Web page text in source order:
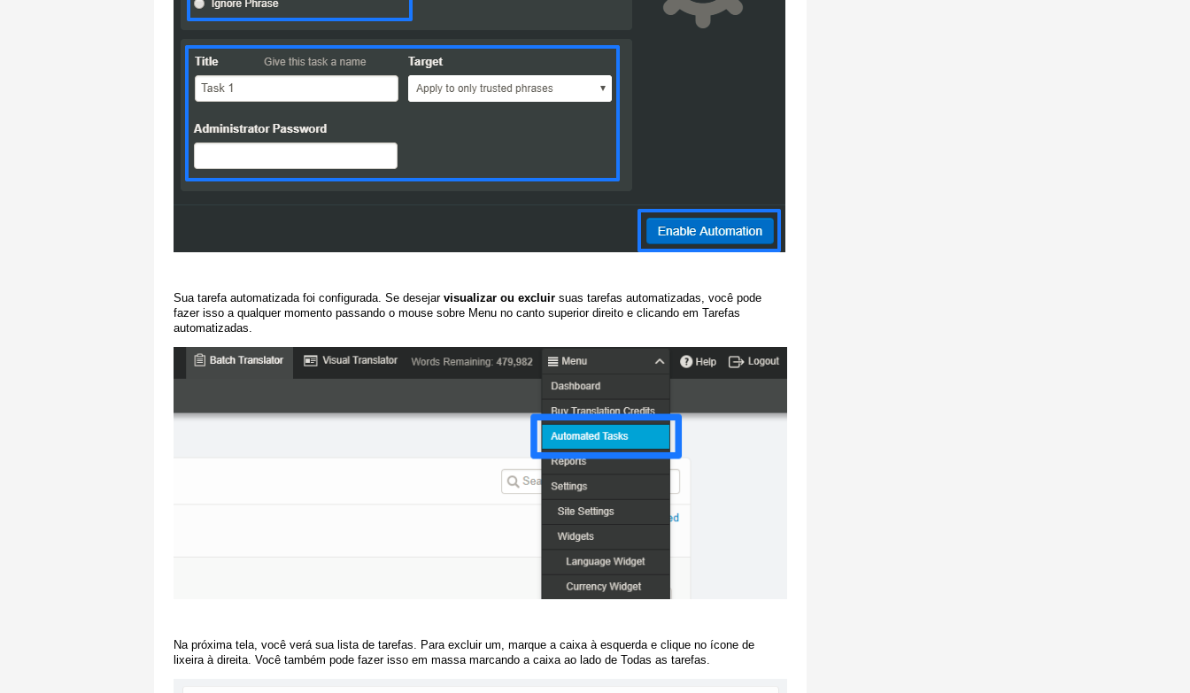
Sua tarefa automatizada foi configurada. Se desejar visualizar ou excluir suas tarefas automatizadas, você pode
fazer isso a qualquer momento passando o mouse sobre Menu no canto superior direito e clicando em Tarefas
automatizadas.
Na próxima tela, você verá sua lista de tarefas. Para excluir um, marque a caixa à esquerda e clique no ícone de
lixeira à direita. Você também pode fazer isso em massa marcando a caixa ao lado de Todas as tarefas.